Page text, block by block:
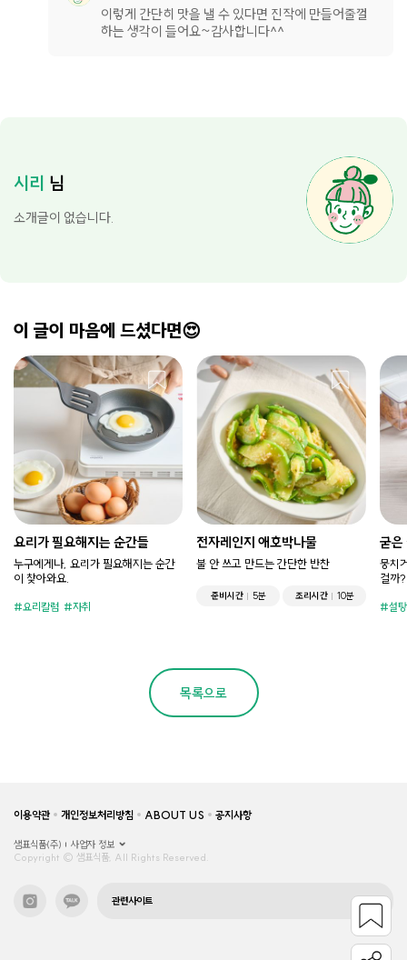
이렇게 간단히 맛을 낼 수 있다면 진작에 만들어줄껄
하는 생각이 들어요~감사합니다^^
시리 님
소개글이 없습니다.
이 글이 마음에 드셨다면😍
요리가 필요해지는 순간들
누구에게나, 요리가 필요해지는 순간
이 찾아와요.
요리칼럼 자취
전자레인지 애호박나물
불 안 쓰고 만드는 간단한 반찬
준비시간 5분 조리시간 10분
굳은
뭉치
걸까?
설탕
목록으로
이용약관 개인정보처리방침 ABOUT US 공지사항
샘표식품(주)
사업자 정보
Copyright © 샘표식품, All Rights Reserved.
관련사이트